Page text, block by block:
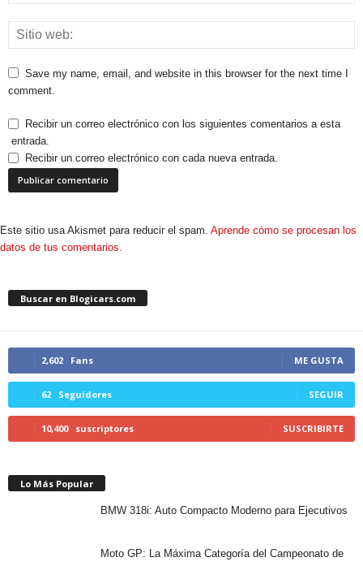
Save my name, email, and website in this browser for the next time I
comment.
Recibir un correo electrónico con los siguientes comentarios a esta
entrada.
Recibir un correo electrónico con cada nueva entrada.
Este sitio usa Akismet para reducir el spam. Aprende cómo se procesan los
datos de tus comentarios.
Buscar en Blogicars.com
2,602 Fans ME GUSTA
62 Seguidores SEGUIR
10,400 suscriptores SUSCRIBIRTE
Lo Más Popular
BMW 318i: Auto Compacto Moderno para Ejecutivos
Moto GP: La Máxima Categoría del Campeonato de